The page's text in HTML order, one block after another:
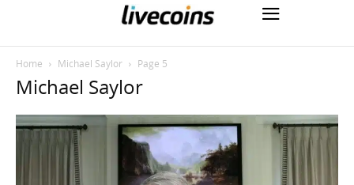
Home Michael Saylor Page 5
Michael Saylor